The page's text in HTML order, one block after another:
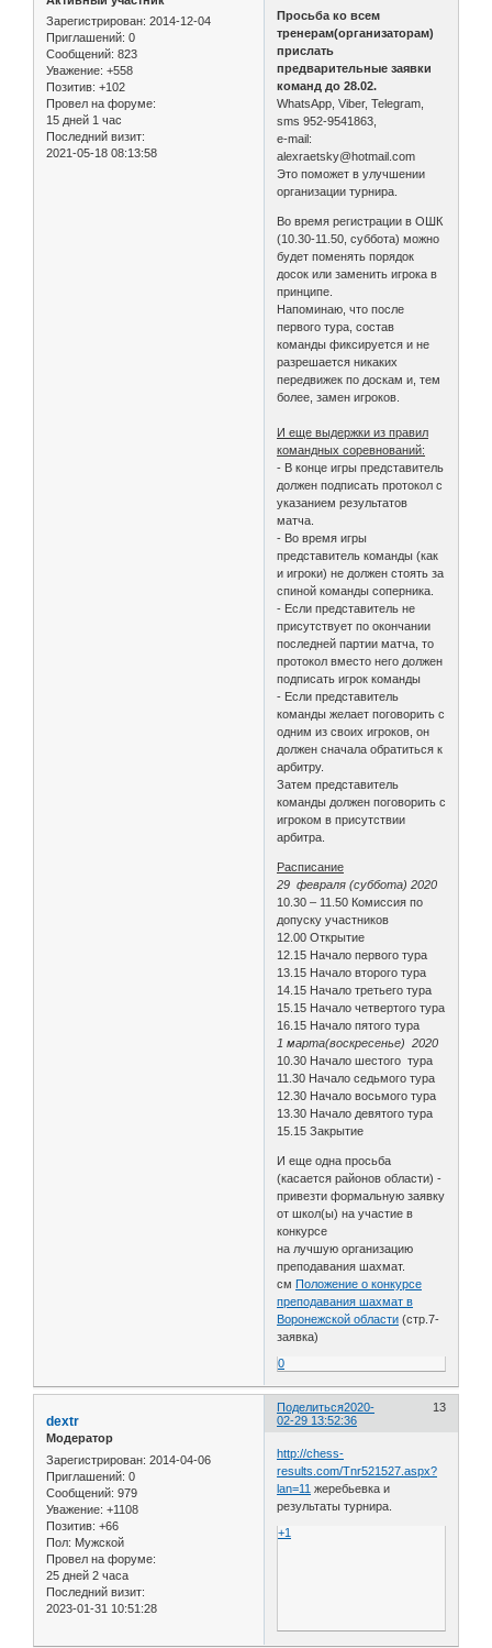
Зарегистрирован: 2014-12-04
Приглашений: 0
Сообщений: 823
Уважение: +558
Позитив: +102
Провел на форуме:
15 дней 1 час
Последний визит:
2021-05-18 08:13:58
Просьба ко всем
тренерам(организаторам)
прислать
предварительные заявки
команд до 28.02.
WhatsApp, Viber, Telegram,
sms 952-9541863,
e-mail:
alexraetsky@hotmail.com
Это поможет в улучшении
организации турнира.
Во время регистрации в ОШК
(10.30-11.50, суббота) можно
будет поменять порядок
досок или заменить игрока в
принципе.
Напоминаю, что после
первого тура, состав
команды фиксируется и не
разрешается никаких
передвижек по доскам и, тем
более, замен игроков.
И еще выдержки из правил
командных соревнований:
- В конце игры представитель
должен подписать протокол с
указанием результатов
матча.
- Во время игры
представитель команды (как
и игроки) не должен стоять за
спиной команды соперника.
- Если представитель не
присутствует по окончании
последней партии матча, то
протокол вместо него должен
подписать игрок команды
- Если представитель
команды желает поговорить с
одним из своих игроков, он
должен сначала обратиться к
арбитру.
Затем представитель
команды должен поговорить с
игроком в присутствии
арбитра.
Расписание
29 февраля (суббота) 2020
10.30 – 11.50 Комиссия по
допуску участников
12.00 Открытие
12.15 Начало первого тура
13.15 Начало второго тура
14.15 Начало третьего тура
15.15 Начало четвертого тура
16.15 Начало пятого тура
1 марта(воскресенье) 2020
10.30 Начало шестого тура
11.30 Начало седьмого тура
12.30 Начало восьмого тура
13.30 Начало девятого тура
15.15 Закрытие
И еще одна просьба
(касается районов области) -
привезти формальную заявку
от школ(ы) на участие в
конкурсе
на лучшую организацию
преподавания шахмат.
смПоложение о конкурсе
преподавания шахмат в
Воронежской области (стр.7-
заявка)
0
Поделиться 13
2020-
02-29 13:52:36
dextr
Модератор
Зарегистрирован: 2014-04-06
Приглашений: 0
Сообщений: 979
Уважение: +1108
Позитив: +66
Пол: Мужской
Провел на форуме:
25 дней 2 часа
Последний визит:
2023-01-31 10:51:28
http://chess-
results.com/Tnr521527.aspx?
lan=11 жеребьевка и
результаты турнира.
+1